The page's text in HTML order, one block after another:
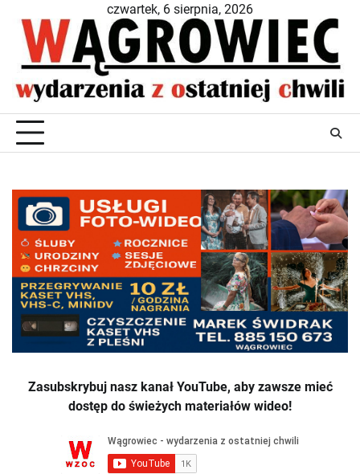
content
czwartek, 6 sierpnia, 2026
Zasubskrybuj nasz kanał YouTube, aby zawsze mieć
dostęp do świeżych materiałów wideo!